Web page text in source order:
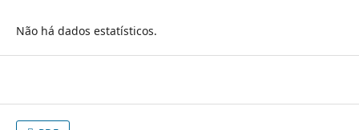
Não há dados estatísticos.